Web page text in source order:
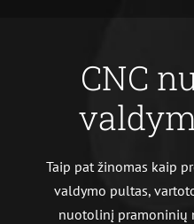
CNC
Taip pat žinomas kaip
valdymo pultas,
nuotolinį pramoninių